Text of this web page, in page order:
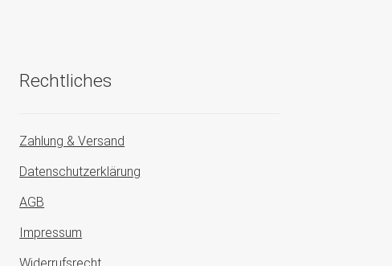
Rechtliches
Zahlung & Versand
Datenschutzerklärung
AGB
Impressum